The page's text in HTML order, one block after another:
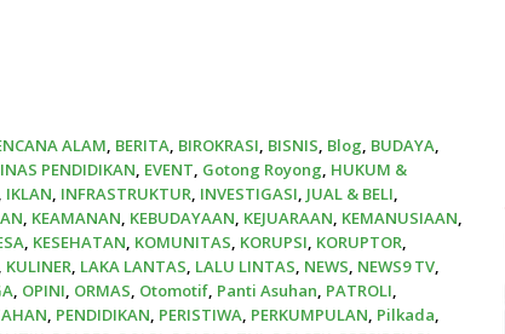
ALAM, BERITA, BIROKRASI, BISNIS, Blog, BUDAYA,
PENDIDIKAN, EVENT, Gotong Royong, HUKUM &
IKLAN, INFRASTRUKTUR, INVESTIGASI, JUAL & BELI,
, KEAMANAN, KEBUDAYAAN, KEJUARAAN, KEMANUSIAAN,
, KESEHATAN, KOMUNITAS, KORUPSI, KORUPTOR,
KULINER, LAKA LANTAS, LALU LINTAS, NEWS, NEWS9 TV,
, OPINI, ORMAS, Otomotif, Panti Asuhan, PATROLI,
, PENDIDIKAN, PERISTIWA, PERKUMPULAN, Pilkada,